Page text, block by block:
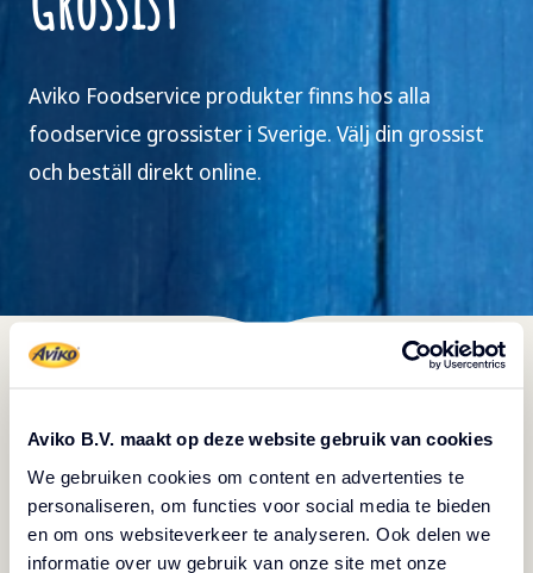
Aviko B.V. maakt op deze website gebruik van cookies
We gebruiken cookies om content en advertenties te
personaliseren, om functies voor social media te bieden
en om ons websiteverkeer te analyseren. Ook delen we
informatie over uw gebruik van onze site met onze
Aviko Foodservice produkter finns hos alla
foodservice grossister i Sverige. Välj din grossist
och beställ direkt online.
Våra grossistrelationer
produkter?
Chefs Culinar